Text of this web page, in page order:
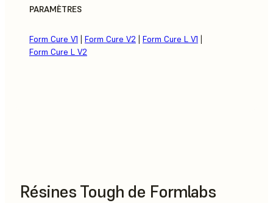
PARAMÈTRES
Form Cure V1 | Form Cure V2 | Form Cure L V1 |
Form Cure L V2
Résines Tough de Formlabs